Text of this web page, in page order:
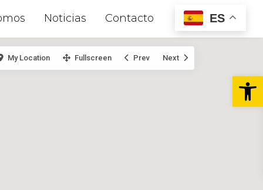
Noticias Contacto ES
My Location Fullscreen Prev Next